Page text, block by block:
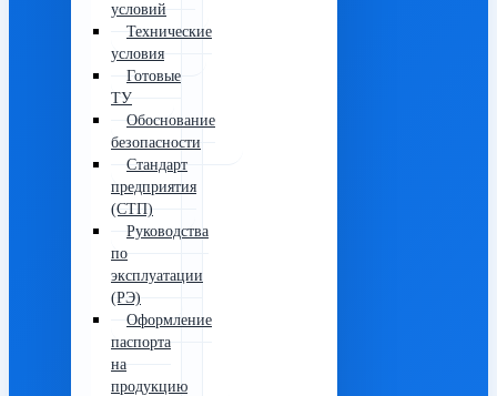
условий
Технические
условия
Готовые
ТУ
Обоснование
безопасности
Стандарт
предприятия
(СТП)
Руководства
по
эксплуатации
(РЭ)
Оформление
паспорта
на
продукцию